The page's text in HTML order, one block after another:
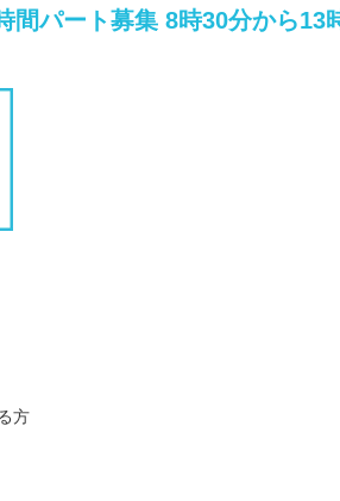
間パート募集 8時30分から13
方